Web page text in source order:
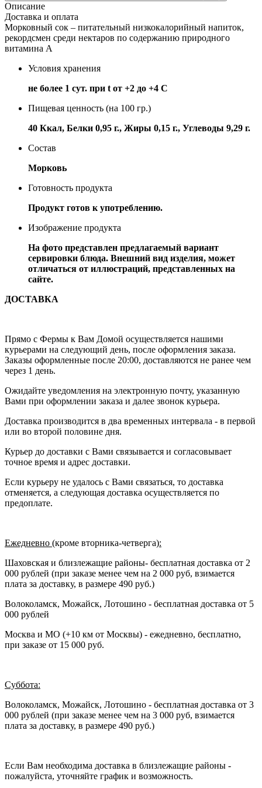
Описание
Доставка и оплата
Морковный сок – питательный низкокалорийный напиток,
рекордсмен среди нектаров по содержанию природного
витамина A
Условия хранения
не более 1 сут. при t от +2 до +4 С
Пищевая ценность (на 100 гр.)
40 Ккал, Белки 0,95 г., Жиры 0,15 г., Углеводы 9,29 г.
Состав
Морковь
Готовность продукта
Продукт готов к употреблению.
Изображение продукта
На фото представлен предлагаемый вариант
сервировки блюда. Внешний вид изделия, может
отличаться от иллюстраций, представленных на
сайте.
ДОСТАВКА
Прямо с Фермы к Вам Домой осуществляется нашими
курьерами на следующий день, после оформления заказа.
Заказы оформленные после 20:00, доставляются не ранее чем
через 1 день.
Ожидайте уведомления на электронную почту, указанную
Вами при оформлении заказа и далее звонок курьера.
Доставка производится в два временных интервала - в первой
или во второй половине дня.
Курьер до доставки с Вами связывается и согласовывает
точное время и адрес доставки.
Если курьеру не удалось с Вами связаться, то доставка
отменяется, а следующая доставка осуществляется по
предоплате.
Ежедневно (кроме вторника-четверга):
Шаховская и близлежащие районы- бесплатная доставка от 2
000 рублей (при заказе менее чем на 2 000 руб, взимается
плата за доставку, в размере 490 руб.)
Волоколамск, Можайск, Лотошино - бесплатная доставка от 5
000 рублей
Москва и МО (+10 км от Москвы) - ежедневно, бесплатно,
при заказе от 15 000 руб.
Суббота:
Волоколамск, Можайск, Лотошино - бесплатная доставка от 3
000 рублей (при заказе менее чем на 3 000 руб, взимается
плата за доставку, в размере 490 руб.)
Если Вам необходима доставка в близлежащие районы -
пожалуйста, уточняйте график и возможность.